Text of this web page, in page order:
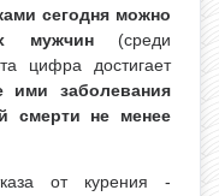
сегодня можно
мужчин (среди
цифра достигает
заболевания
смерти не менее
от курения -